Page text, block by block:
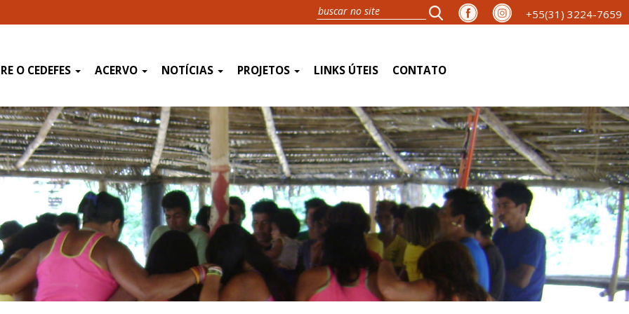
+55(31) 3224-7659
O CEDEFES ACERVO NOTÍCIAS PROJETOS LINKS ÚTEIS CONTATO